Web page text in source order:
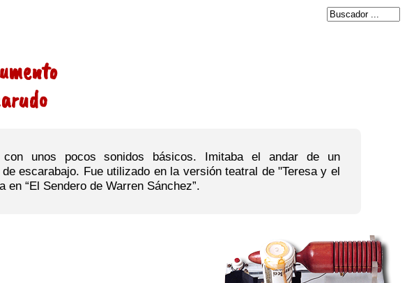
con unos pocos sonidos básicos. Imitaba el andar de un
escarabajo. Fue utilizado en la versión teatral de "Teresa y el
“El Sendero de Warren Sánchez”.